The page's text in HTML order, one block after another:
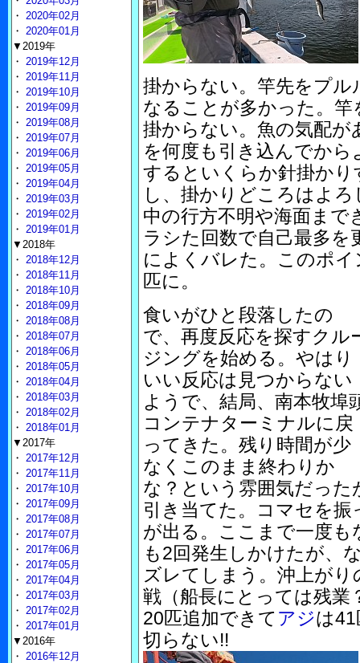
掛からない。竿先をプ
なることが多かった。
掛からない。魚の気配
を何度も引き込んでか
するといくらか針掛か
し、掛かりどころはよ
中の行方不明や海面まで
ラシた回数で自己最多
によくバレた。このポ
匹に。
食いがひと段落したの
で、再度反応を探すクル
ジングを始める。やはり
いい反応は見つからない
ようで、結局、南本牧埠
コンテナターミナルに戻
ってきた。残り時間が少
なくこのまま終わりか
な？という雰囲気だった
引き当てた。コマセを
が出る。ここまで一度
も2回発生しかけたが、
ズレてしまう。沖上が
戦（船長にとっては残業
20匹追加できてアジは41
切らない!!
・ 2020年02月
・ 2020年01月
▼2019年
・ 2019年12月
・ 2019年11月
・ 2019年10月
・ 2019年09月
・ 2019年08月
・ 2019年07月
・ 2019年06月
・ 2019年05月
・ 2019年04月
・ 2019年03月
・ 2019年02月
・ 2019年01月
▼2018年
・ 2018年12月
・ 2018年11月
・ 2018年10月
・ 2018年09月
・ 2018年08月
・ 2018年07月
・ 2018年06月
・ 2018年05月
・ 2018年04月
・ 2018年03月
・ 2018年02月
・ 2018年01月
▼2017年
・ 2017年12月
・ 2017年11月
・ 2017年10月
・ 2017年09月
・ 2017年08月
・ 2017年07月
・ 2017年06月
・ 2017年05月
・ 2017年04月
・ 2017年03月
・ 2017年02月
・ 2017年01月
▼2016年
・ 2016年12月